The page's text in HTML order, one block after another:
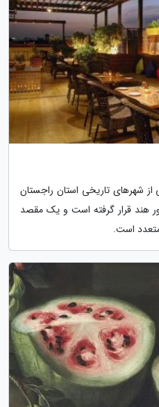
شهرهای تاریخی استان راجستان
هند قرار گرفته است و یک مقصد
است.